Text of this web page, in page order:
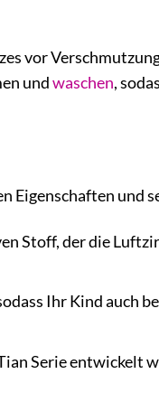
vor
undwaschen,
Eigenschaften und
Stoff, der die
Ihr Kind auch
Serie entwickelt